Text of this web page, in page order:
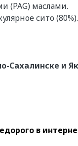
(PAG) маслами.
сито (80%).
Сахалинске и
в